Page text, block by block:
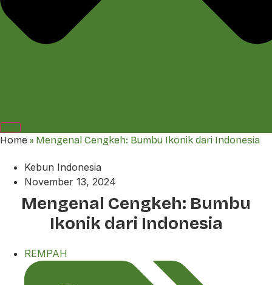
Home » Mengenal Cengkeh: Bumbu Ikonik dari Indonesia
Kebun Indonesia
November 13, 2024
Mengenal Cengkeh: Bumbu
Ikonik dari Indonesia
REMPAH